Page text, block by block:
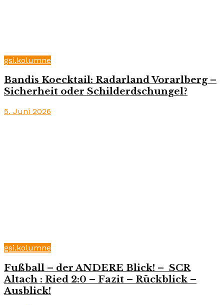
gsi.kolumne
Bandis Koecktail: Radarland Vorarlberg –
Sicherheit oder Schilderdschungel?
5. Juni 2026
gsi.kolumne
Fußball – der ANDERE Blick! – SCR
Altach : Ried 2:0 – Fazit – Rückblick –
Ausblick!